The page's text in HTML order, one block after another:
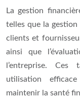
La gestion
telles que la
clients et
ainsi que
l’entreprise.
utilisation
maintenir la santé